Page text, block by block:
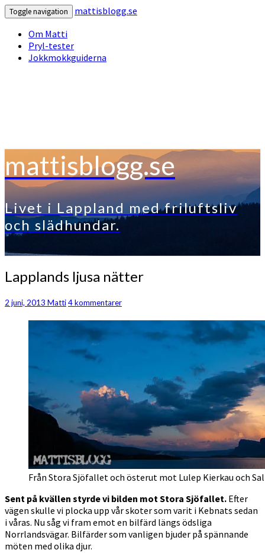
Toggle navigation
mattisblogg.se
Om Matti
Pryl-tester
Jokkmokkguiderna
mattisblogg.se
Livet i Lappland med friluftsliv
och slädhundar.
Lapplands
ljusa
Lapplands ljusa nätter
2 juni, 2013 MattiKommentarer
4 kommentarer
Från Stora Sjöfallet och österut mot Lulep Kierkau och
Sent på kvällen styrde vi bilden mot Stora Sjöfallet. Efter
vägen skulle vi plocka upp vår skoter som varit i Kebnats sedan
i våras. Nu såg vi fram emot en bilfärd längs ödsliga
Norrlandsvägar. Bilfärder som vanligen bjuder på spännande
möten med olika djur.